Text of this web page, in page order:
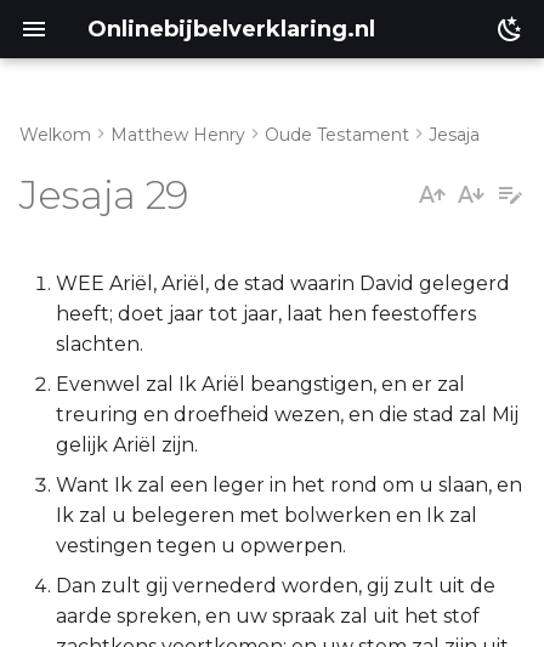
Onlinebijbelverklaring.nl
Jesaja 29:1-8
Jesaja 29:9-16
Jesaja 29:17-24
Lukas
Johannes
Handelingen
Romeinen
1 Korinthe
2 Korinthe
Galaten
Welkom Matthew Henry Oude Testament Jesaja
Jesaja 29
WEE Ariël, Ariël, de stad waarin David gelegerd
heeft; doet jaar tot jaar, laat hen feestoffers
slachten.
Evenwel zal Ik Ariël beangstigen, en er zal
treuring en droefheid wezen, en die stad zal Mij
gelijk Ariël zijn.
Want Ik zal een leger in het rond om u slaan, en
Ik zal u belegeren met bolwerken en Ik zal
vestingen tegen u opwerpen.
Dan zult gij vernederd worden, gij zult uit de
aarde spreken, en uw spraak zal uit het stof